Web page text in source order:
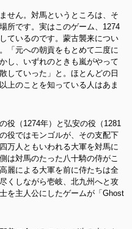
せん。対馬というところは、そ
所です。実はこのゲーム、1274
ているのです。蒙古襲来につい
「元への朝貢をもとめて二度に
し、いずれのときも嵐がやって
していった」と。ほとんどの日
上のことを知っている人はあま
役（1274年）と弘安の役（1281
役ではモンゴルが、その支配下
万人ともいわれる大軍を対馬に
は対馬のたった八十騎の侍がこ
麗による大軍を前に侍たちは全
くしながら壱岐、北九州へと攻
を主人公にしたゲームが「Ghost